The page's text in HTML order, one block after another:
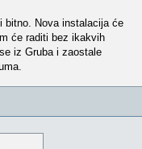
bitno. Nova instalacija će
će raditi bez ikakvih
iz Gruba i zaostale